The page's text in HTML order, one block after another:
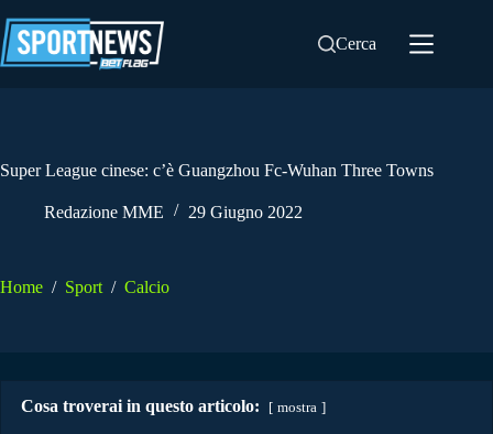
al
contenuto
Cerca
Super League cinese: c’è Guangzhou Fc-Wuhan Three Towns
Redazione MME 29 Giugno 2022
Home / Sport / Calcio
Cosa troverai in questo articolo: mostra